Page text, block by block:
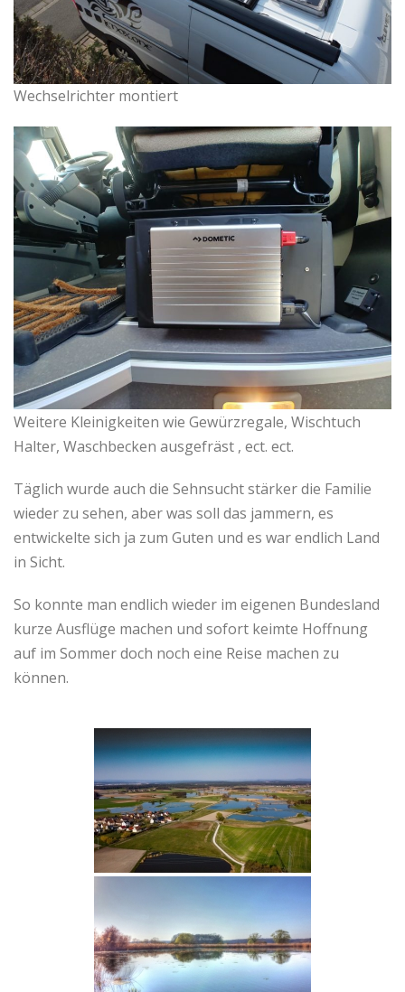
Wechselrichter montiert
Weitere Kleinigkeiten wie Gewürzregale, Wischtuch
Halter, Waschbecken ausgefräst , ect. ect.
Täglich wurde auch die Sehnsucht stärker die Familie
wieder zu sehen, aber was soll das jammern, es
entwickelte sich ja zum Guten und es war endlich Land
in Sicht.
So konnte man endlich wieder im eigenen Bundesland
kurze Ausflüge machen und sofort keimte Hoffnung
auf im Sommer doch noch eine Reise machen zu
können.